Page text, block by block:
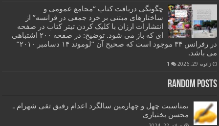
چگونگی دریافت کتاب “مجامع عمومی و
ساختارهای مبتنی بر خرد جمعی در فرانسه” از
انتشارات ارزان با کلیک کردن تیتر کتاب در صفحه
ای که باز می شود. توضیح: در صفحه ۲۰۰ اشتباهی
در رفرانس ۳۴ موجود است که صحیح آن “لوموند ۱۴ دسامبر ۲۰۱۰”
می باشد.
ژانویه 29, 2026 1
Random Posts
بمناسبت چهل و چهارمین سالگرد اعدام رفیق تقی شهرام ـ
محسن بختیاری